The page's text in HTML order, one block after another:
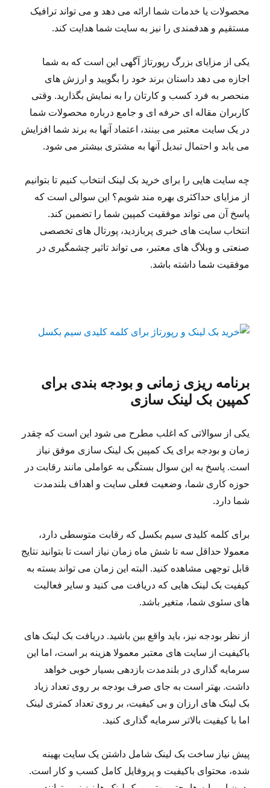
محصولات یا خدمات شما ارائه می دهد و می تواند ترافیک
مستقیم و هدفمندی را نیز به سایت شما هدایت کند.
یکی از مزایای بزرگ رپورتاژ آگهی این است که به شما
اجازه می دهد داستان برند خود را بگویید و ارزش های
منحصر به فرد کسب و کارتان را به نمایش بگذارید. وقتی
کاربران مقاله ای حرفه ای و جامع درباره محصولات شما
در یک سایت معتبر می بینند، اعتماد آنها به برند شما افزایش
می یابد و احتمال تبدیل آنها به مشتری بیشتر می شود.
چه سایت هایی را برای خرید بک لینک انتخاب کنیم تا بتوانیم
از مزایای حداکثری بهره مند شویم؟ این سوالی است که
پاسخ آن می تواند موفقیت کمپین شما را تضمین کند.
انتخاب سایت های خبری پربازدید، پورتال های تخصصی
صنعتی و وبلاگ های معتبر، می تواند تاثیر چشمگیری در
موفقیت شما داشته باشد.
برنامه ریزی زمانی و بودجه بندی برای
کمپین بک لینک سازی
یکی از سوالاتی که اغلب مطرح می شود این است که چقدر
زمان و بودجه برای یک کمپین بک لینک سازی موفق نیاز
است. پاسخ به این سوال بستگی به عواملی مانند رقابت در
حوزه کاری شما، وضعیت فعلی سایت و اهداف بلندمدت
شما دارد.
برای کلمه کلیدی سیم بکسل که رقابت متوسطی دارد،
معمولا حداقل سه تا شش ماه زمان نیاز است تا بتوانید نتایج
قابل توجهی مشاهده کنید. البته این زمان می تواند بسته به
کیفیت بک لینک هایی که دریافت می کنید و سایر فعالیت
های سئوی شما، متغیر باشد.
از نظر بودجه نیز، باید واقع بین باشید. دریافت بک لینک های
باکیفیت از سایت های معتبر معمولا هزینه بر است، اما این
سرمایه گذاری در بلندمدت بازدهی بسیار خوبی خواهد
داشت. بهتر است به جای صرف بودجه بر روی تعداد زیاد
بک لینک های ارزان و بی کیفیت، بر روی تعداد کمتری لینک
اما با کیفیت بالاتر سرمایه گذاری کنید.
پیش نیاز ساخت بک لینک شامل داشتن یک سایت بهینه
شده، محتوای باکیفیت و پروفایل کامل کسب و کار است.